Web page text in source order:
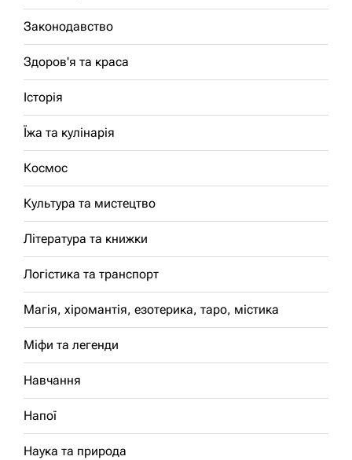
Законодавство
Здоров'я та краса
Історія
Їжа та кулінарія
Космос
Культура та мистецтво
Література та книжки
Логістика та транспорт
Магія, хіромантія, езотерика, таро, містика
Міфи та легенди
Навчання
Напої
Наука та природа